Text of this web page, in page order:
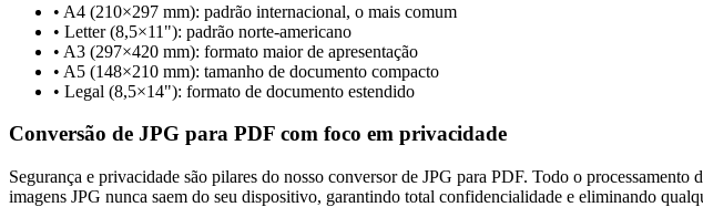
• A4 (210×297 mm): padrão internacional, o mais comum
• Letter (8,5×11"): padrão norte-americano
• A3 (297×420 mm): formato maior de apresentação
• A5 (148×210 mm): tamanho de documento compacto
• Legal (8,5×14"): formato de documento estendido
Conversão de JPG para PDF com foco em privacidade
Segurança e privacidade são pilares do nosso conversor de JPG para PDF. Todo o
imagens JPG nunca saem do seu dispositivo, garantindo total confidencialidade e eliminando